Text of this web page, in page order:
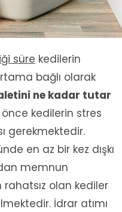
süre kedilerin
bağlı olarak
ne kadar tutar
kedilerin stres
gerekmektedir.
en az bir kez dışkı
memnun
olan kediler
İdrar atımı